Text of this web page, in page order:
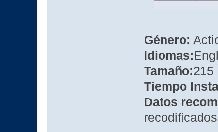
Género:
Idiomas:
Tamaño:215
Tiempo
Datos